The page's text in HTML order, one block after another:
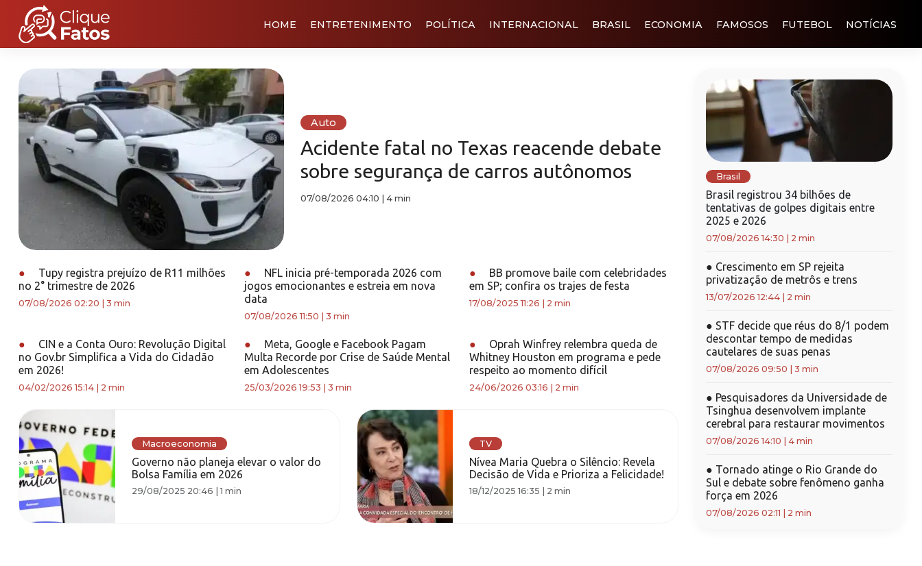
HOME ENTRETENIMENTO POLÍTICA INTERNACIONAL BRASIL ECONOMIA FAMOSOS FUTEBOL NOTÍCIAS
Auto
Acidente fatal no Texas reacende debate
sobre segurança de carros autônomos
07/08/2026 04:10 4 min
●
Tupy registra prejuízo de R11 milhões
no 2° trimestre de 2026
07/08/2026 02:20 3 min
●
NFL inicia pré-temporada 2026 com
jogos emocionantes e estreia em nova
data
07/08/2026 11:50 3 min
●
BB promove baile com celebridades
em SP; confira os trajes de festa
17/08/2025 11:26 2 min
●
CIN e a Conta Ouro: Revolução Digital
no Gov.br Simplifica a Vida do Cidadão
em 2026!
04/02/2026 15:14 2 min
●
Meta, Google e Facebook Pagam
Multa Recorde por Crise de Saúde Mental
em Adolescentes
25/03/2026 19:53 3 min
●
Oprah Winfrey relembra queda de
Whitney Houston em programa e pede
respeito ao momento difícil
24/06/2026 03:16 2 min
Macroeconomia
Governo não planeja elevar o valor do
Bolsa Família em 2026
29/08/2025 20:46 |1 min
TV
Nívea Maria Quebra o Silêncio: Revela
Decisão de Vida e Prioriza a Felicidade!
18/12/2025 16:35 | 2 min
Brasil
Brasil registrou 34 bilhões de
tentativas de golpes digitais entre
2025 e 2026
07/08/2026 14:30 2 min
● Crescimento em SP rejeita
privatização de metrôs e trens
13/07/2026 12:44| 2 min
● STF decide que réus do 8/1 podem
descontar tempo de medidas
cautelares de suas penas
07/08/2026 09:50 3 min
● Pesquisadores da Universidade de
Tsinghua desenvolvem implante
cerebral para restaurar movimentos
07/08/2026 14:10 4 min
● Tornado atinge o Rio Grande do
Sul e debate sobre fenômeno ganha
força em 2026
07/08/2026 02:11 2 min